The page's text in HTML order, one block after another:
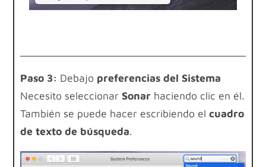
Paso 3: Debajo preferencias del Sistema
Necesito seleccionar Sonar haciendo clic en él.
También se puede hacer escribiendo elcuadro
de texto de búsqueda.